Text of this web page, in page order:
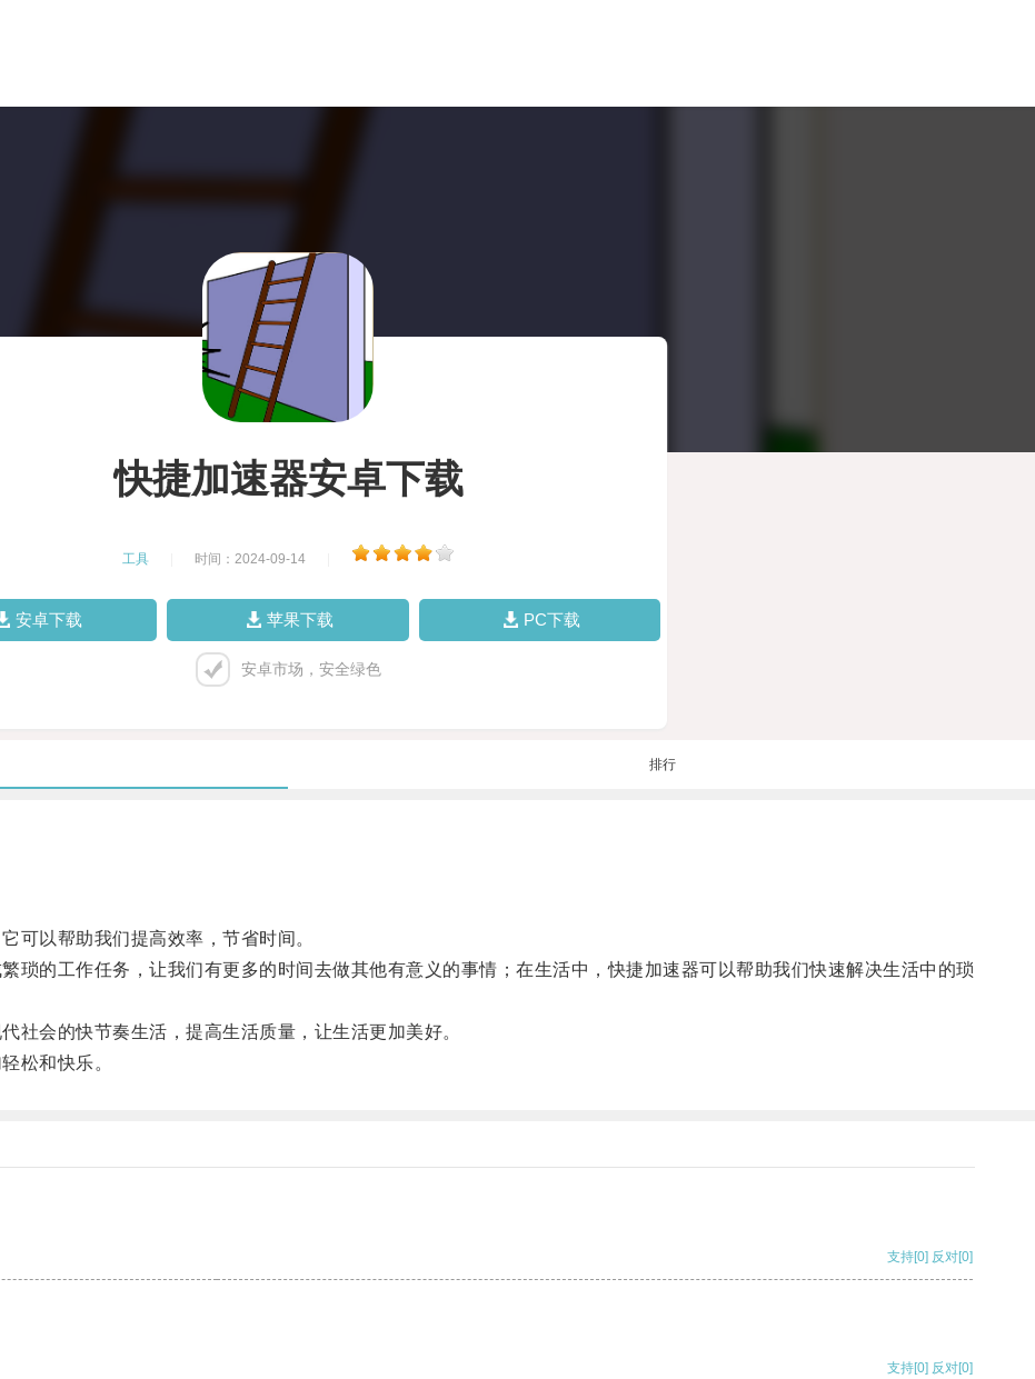
快捷加速器安卓下载
工具 时间：2024-09-14
安卓下载 苹果下载 PC下载
安卓市场，安全绿色
排行
以帮助我们提高效率，节省时间。
的工作任务，让我们有更多的时间去做其他有意义的事情；在生活中，快捷加速器可以帮助我们快速解决生活中的琐
会的快节奏生活，提高生活质量，让生活更加美好。
松和快乐。
支持[0] 反对[0]
支持[0] 反对[0]